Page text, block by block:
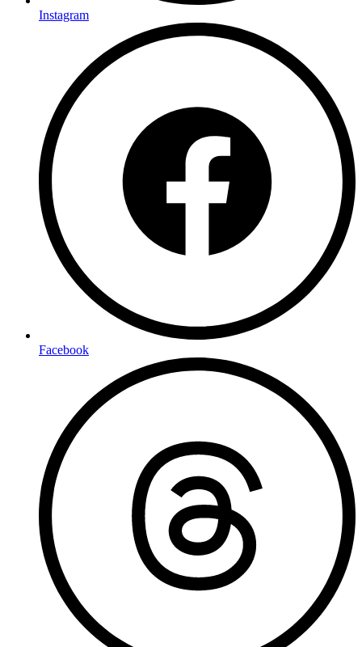
Instagram
Facebook